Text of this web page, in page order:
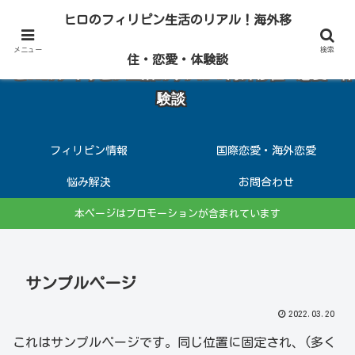
アメリカやフィリピン・セブ島10年在住の実体験から、 海外生活の真実をお
験談
フィリピン情報 国際恋愛・海外恋愛
悩み解決 お問合わせ
本ページはプロモーションが含まれています
サンプルページ
2022.03.20
これはサンプルページです。同じ位置に固定され、(多く
メニュー
ヒロのフィリピン生活のリアル！海外移
住・恋愛・体験談
検索